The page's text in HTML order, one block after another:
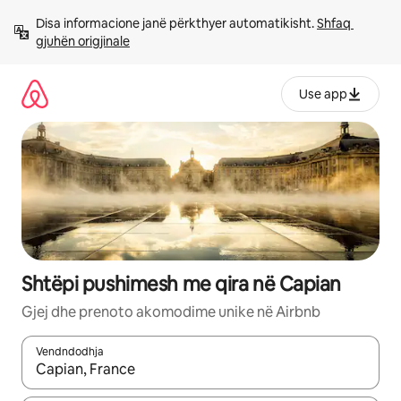
përmbajtja
Disa informacione janë përkthyer automatikisht. Shfaq
gjuhën origjinale
Use app
Shtëpi pushimesh me qira në Capian
Gjej dhe prenoto akomodime unike në Airbnb
Vendndodhja
Kur rezultatet të jenë të disponueshme, lëviz me butonat e